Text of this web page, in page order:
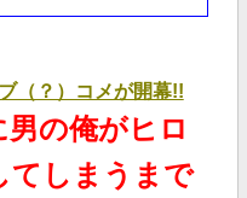
（？）コメが開幕!!
の俺がヒロ
てしまうまで